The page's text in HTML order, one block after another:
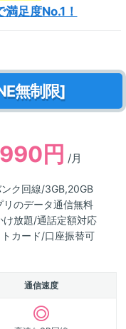
足度No.1！
無制限]
990円 /月
ンク回線/3GB,20GB
リのデータ通信無料
け放題/通話定額対応
カード/口座振替可
通信速度